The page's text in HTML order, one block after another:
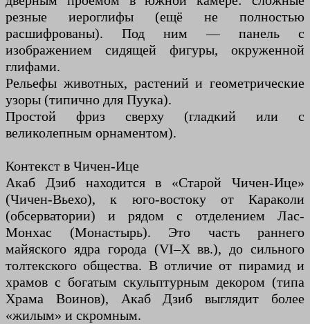
резные иероглифы (ещё не полностью
расшифрованы). Под ним — панель с
изображением сидящей фигуры, окруженной
глифами.
Рельефы животных, растений и геометрические
узоры (типично для Пуука).
Простой фриз сверху (гладкий или с
великолепным орнаментом).
Контекст в Чичен-Ице
Акаб Дзиб находится в «Старой Чичен-Ице»
(Чичен-Вьехо), к юго-востоку от Караколи
(обсерватории) и рядом с отделением Лас-
Монхас (Монастырь). Это часть раннего
майяского ядра города (VI–X вв.), до сильного
толтекского общества. В отличие от пирамид и
храмов с богатым скульптурным декором (типа
Храма Воинов), Акаб Дзиб выглядит более
«жилым» и скромным.